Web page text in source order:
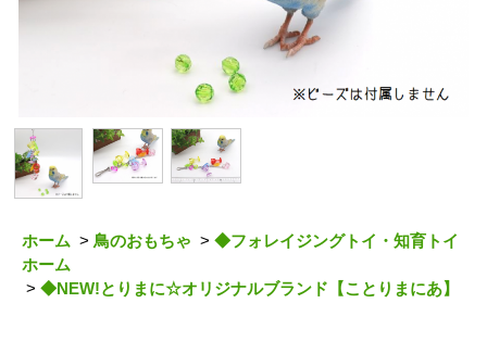
ホーム > 鳥のおもちゃ > ◆フォレイジングトイ・知育トイ
ホーム
> ◆NEW!とりまに☆オリジナルブランド【ことりまにあ】